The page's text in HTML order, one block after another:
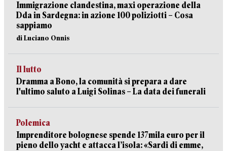
Immigrazione clandestina, maxi operazione della
Dda in Sardegna: in azione 100 poliziotti – Cosa
sappiamo
di Luciano Onnis
Il lutto
Dramma a Bono, la comunità si prepara a dare
l'ultimo saluto a Luigi Solinas – La data dei funerali
Polemica
Imprenditore bolognese spende 137mila euro per il
pieno dello yacht e attacca l’isola: «Sardi di emme,